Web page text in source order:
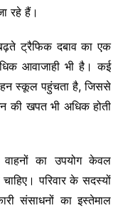
रहे हैं।
ट्रैफिक दबाव का एक
आवाजाही भी है। कई
स्कूल पहुंचता है, जिससे
की खपत भी अधिक होती
का उपयोग केवल
परिवार के सदस्यों
संसाधनों का इस्तेमाल